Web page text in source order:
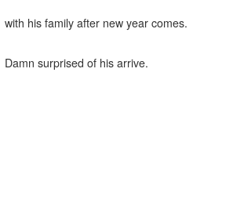
with his family after new year comes.
Damn surprised of his arrive.